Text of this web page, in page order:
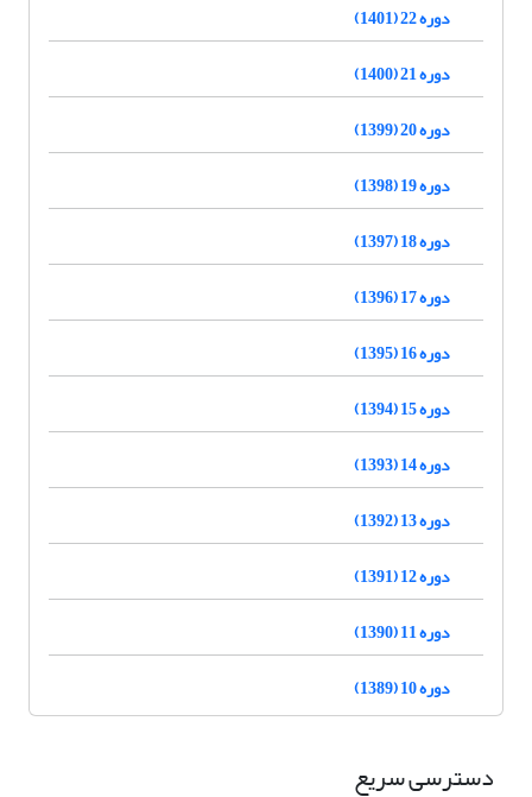
دوره 22 (1401)
دوره 21 (1400)
دوره 20 (1399)
دوره 19 (1398)
دوره 18 (1397)
دوره 17 (1396)
دوره 16 (1395)
دوره 15 (1394)
دوره 14 (1393)
دوره 13 (1392)
دوره 12 (1391)
دوره 11 (1390)
دوره 10 (1389)
دسترسی سریع